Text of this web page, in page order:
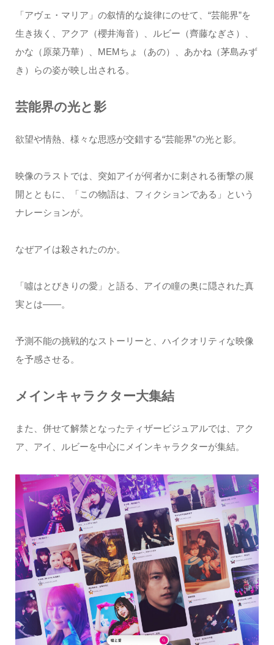
「アヴェ・マリア」の叙情的な旋律にのせて、“芸能界”を
生き抜く、アクア（櫻井海音）、ルビー（齊藤なぎさ）、
かな（原菜乃華）、MEMちょ（あの）、あかね（茅島みず
き）らの姿が映し出される。
芸能界の光と影
欲望や情熱、様々な思惑が交錯する“芸能界”の光と影。
映像のラストでは、突如アイが何者かに刺される衝撃の展
開とともに、「この物語は、フィクションである」という
ナレーションが。
なぜアイは殺されたのか。
「噓はとびきりの愛」と語る、アイの瞳の奥に隠された真
実とは――。
予測不能の挑戦的なストーリーと、ハイクオリティな映像
を予感させる。
メインキャラクター大集結
また、併せて解禁となったティザービジュアルでは、アク
ア、アイ、ルビーを中心にメインキャラクターが集結。